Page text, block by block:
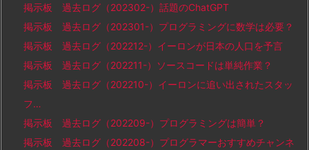
掲示板 過去ログ（202302-）話題のChatGPT
掲示板 過去ログ（202301-）プログラミングに数学は必要？
掲示板 過去ログ（202212-）イーロンが日本の人口を予言
掲示板 過去ログ（202211-）ソースコードは単純作業？
掲示板 過去ログ（202210-）イーロンに追い出されたスタッ
フ…
掲示板 過去ログ（202209-）プログラミングは簡単？
掲示板 過去ログ（202208-）プログラマーおすすめチャンネ